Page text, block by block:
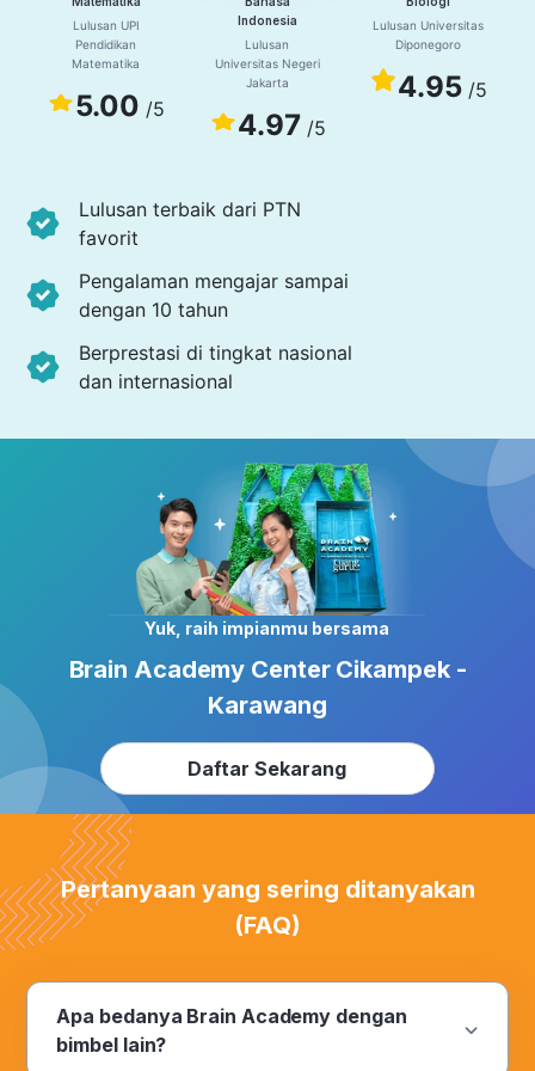
Lulusan UPI
Pendidikan
Matematika
5.00 /5
Indonesia
Lulusan
Universitas Negeri
Jakarta
4.97 /5
Lulusan Universitas
Diponegoro
4.95 /5
Lulusan terbaik dari PTN
favorit
Pengalaman mengajar sampai
dengan 10 tahun
Berprestasi di tingkat nasional
dan internasional
Yuk, raih impianmu bersama
Brain Academy Center Cikampek -
Karawang
Daftar Sekarang
Pertanyaan yang sering ditanyakan
(FAQ)
Apa bedanya Brain Academy dengan
bimbel lain?